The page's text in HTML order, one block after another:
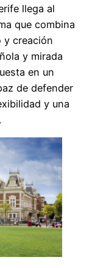
llega al
que combina
y creación
y mirada
en un
de defender
y una